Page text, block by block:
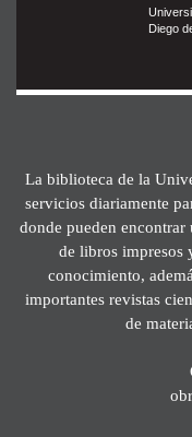
Diego
La biblioteca de la
servicios diariamente
donde pueden
de libros impresos
conocimiento,
importantes revistas
de